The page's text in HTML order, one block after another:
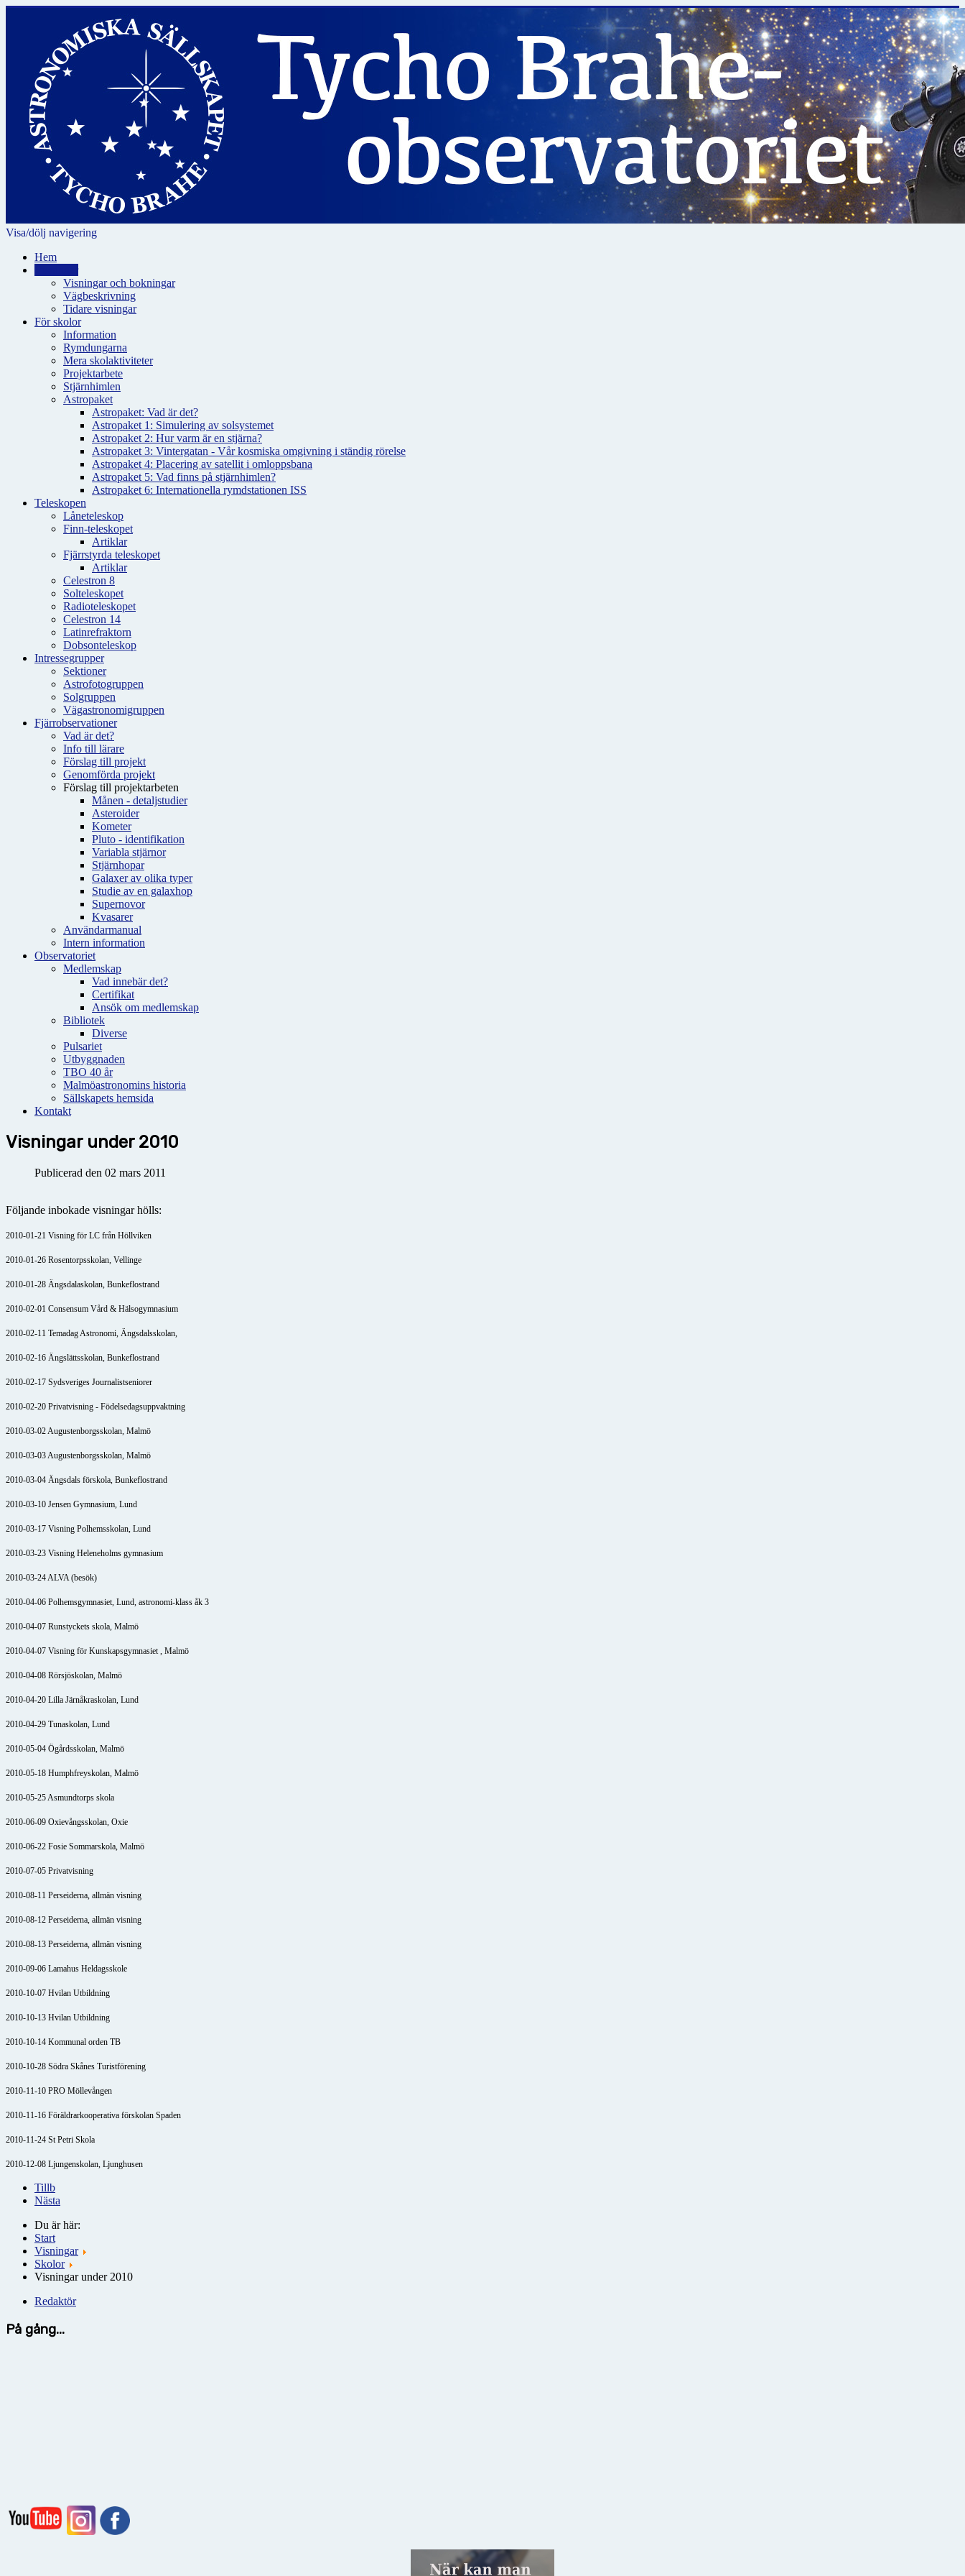
Visa/dölj navigering
Hem
Visningar och bokningar
Vägbeskrivning
Tidare visningar
För skolor
Information
Rymdungarna
Mera skolaktiviteter
Projektarbete
Stjärnhimlen
Astropaket
Astropaket: Vad är det?
Astropaket 1: Simulering av solsystemet
Astropaket 2: Hur varm är en stjärna?
Astropaket 3: Vintergatan - Vår kosmiska omgivning i ständig rörelse
Astropaket 4: Placering av satellit i omloppsbana
Astropaket 5: Vad finns på stjärnhimlen?
Astropaket 6: Internationella rymdstationen ISS
Teleskopen
Låneteleskop
Finn-teleskopet
Artiklar
Fjärrstyrda teleskopet
Artiklar
Celestron 8
Solteleskopet
Radioteleskopet
Celestron 14
Latinrefraktorn
Dobsonteleskop
Intressegrupper
Sektioner
Astrofotogruppen
Solgruppen
Vägastronomigruppen
Fjärrobservationer
Vad är det?
Info till lärare
Förslag till projekt
Genomförda projekt
Förslag till projektarbeten
Månen - detaljstudier
Asteroider
Kometer
Pluto - identifikation
Variabla stjärnor
Stjärnhopar
Galaxer av olika typer
Studie av en galaxhop
Supernovor
Kvasarer
Användarmanual
Intern information
Observatoriet
Medlemskap
Vad innebär det?
Certifikat
Ansök om medlemskap
Bibliotek
Diverse
Pulsariet
Utbyggnaden
TBO 40 år
Malmöastronomins historia
Sällskapets hemsida
Kontakt
Visningar under 2010
Publicerad den 02 mars 2011
Följande inbokade visningar hölls:
2010-01-21 Visning för LC från Höllviken
2010-01-26 Rosentorpsskolan, Vellinge
2010-01-28 Ängsdalaskolan, Bunkeflostrand
2010-02-01 Consensum Vård & Hälsogymnasium
2010-02-11 Temadag Astronomi, Ängsdalsskolan,
2010-02-16 Ängslättsskolan, Bunkeflostrand
2010-02-17 Sydsveriges Journalistseniorer
2010-02-20 Privatvisning - Födelsedagsuppvaktning
2010-03-02 Augustenborgsskolan, Malmö
2010-03-03 Augustenborgsskolan, Malmö
2010-03-04 Ängsdals förskola, Bunkeflostrand
2010-03-10 Jensen Gymnasium, Lund
2010-03-17 Visning Polhemsskolan, Lund
2010-03-23 Visning Heleneholms gymnasium
2010-03-24 ALVA (besök)
2010-04-06 Polhemsgymnasiet, Lund, astronomi-klass åk 3
2010-04-07 Runstyckets skola, Malmö
2010-04-07 Visning för Kunskapsgymnasiet , Malmö
2010-04-08 Rörsjöskolan, Malmö
2010-04-20 Lilla Järnåkraskolan, Lund
2010-04-29 Tunaskolan, Lund
2010-05-04 Ögårdsskolan, Malmö
2010-05-18 Humphfreyskolan, Malmö
2010-05-25 Asmundtorps skola
2010-06-09 Oxievångsskolan, Oxie
2010-06-22 Fosie Sommarskola, Malmö
2010-07-05 Privatvisning
2010-08-11 Perseiderna, allmän visning
2010-08-12 Perseiderna, allmän visning
2010-08-13 Perseiderna, allmän visning
2010-09-06 Lamahus Heldagsskole
2010-10-07 Hvilan Utbildning
2010-10-13 Hvilan Utbildning
2010-10-14 Kommunal orden TB
2010-10-28 Södra Skånes Turistförening
2010-11-10 PRO Möllevången
2010-11-16 Föräldrarkooperativa förskolan Spaden
2010-11-24 St Petri Skola
2010-12-08 Ljungenskolan, Ljunghusen
Tillb
Nästa
Du är här:
Start
Visningar
Skolor
Visningar under 2010
Redaktör
På gång...